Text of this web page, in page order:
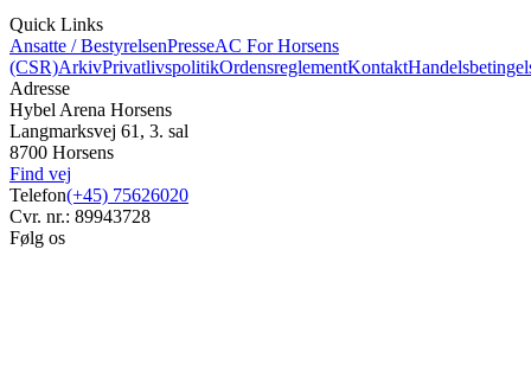
Quick Links
Ansatte / BestyrelsenPresseAC For Horsens
(CSR)ArkivPrivatlivspolitikOrdensreglementKontakt
Adresse
Hybel Arena Horsens
Langmarksvej 61, 3. sal
8700 Horsens
Find vej
Telefon(+45) 75626020
Cvr. nr.: 89943728
Følg os